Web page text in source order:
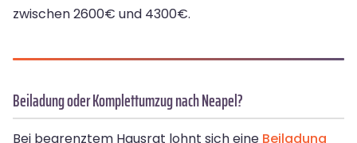
zwischen 2600€ und 4300€.
Beiladung oder Komplettumzug nach Neapel?
Bei begrenztem Hausrat lohnt sich eine Beiladung